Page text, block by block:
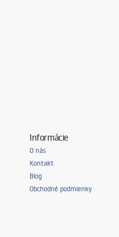
Informácie
O nás
Kontakt
Blog
Obchodné podmienky